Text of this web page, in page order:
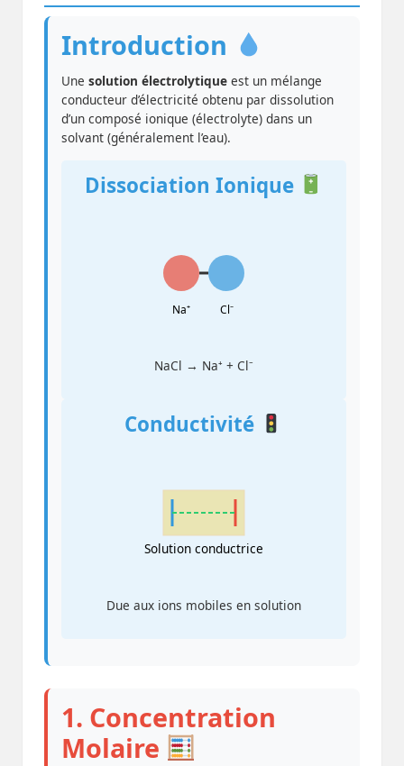
Introduction
Une solution électrolytique est un mélange
conducteur d’électricité obtenu par dissolution
d’un composé ionique (électrolyte) dans un
solvant (généralement l’eau).
Dissociation Ionique
Na⁺ Cl⁻
NaCl → Na⁺ + Cl⁻
Conductivité
Solution conductrice
Due aux ions mobiles en solution
1. Concentration
Molaire